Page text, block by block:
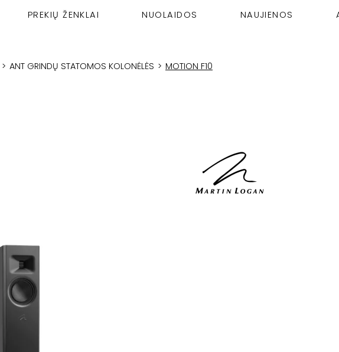
PREKIŲ ŽENKLAI NUOLAIDOS NAUJIENOS
> ANT GRINDŲ STATOMOS KOLONĖLĖS > MOTION F10